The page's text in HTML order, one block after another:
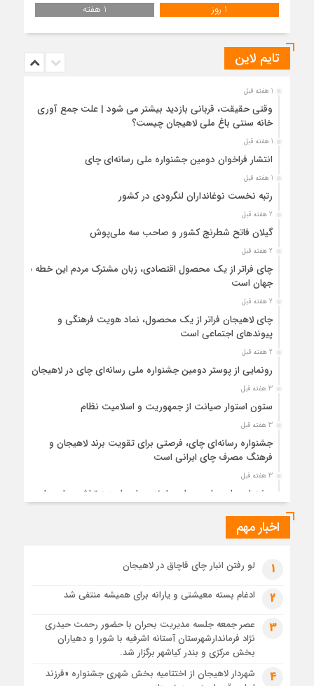
1 روز 1 هفته
تایم لاین
1 هفته قبل
وقتی حقیقت، قربانی بازدید بیشتر می شود | علت جمع آوری
خانه سنتی باغ ملی لاهیجان چیست؟
1 هفته قبل
انتشار فراخوان دومین جشنواره ملی رسانه‌ای چای
1 هفته قبل
رتبه نخست نوغانداران لنگرودی در کشور
2 هفته قبل
گیلان فاتح شطرنج کشور و صاحب سه ملی‌پوش
2 هفته قبل
چای فراتر از یک محصول اقتصادی، زبان مشترک مردم این خطه با
جهان است
2 هفته قبل
چای لاهیجان فراتر از یک محصول، نماد هویت فرهنگی و
پیوندهای اجتماعی است
2 هفته قبل
رونمایی از پوستر دومین جشنواره ملی رسانه‌ای چای در لاهیجان
3 هفته قبل
ستون استوار صیانت از جمهوریت و اسلامیت نظام
3 هفته قبل
جشنواره رسانه‌ای چای، فرصتی برای تقویت برند لاهیجان و
فرهنگ مصرف چای ایرانی است
3 هفته قبل
جشنواره ملی چای، حمایت از لاهیجان یا هزینه‌تراشی برای چای
4 هفته قبل
4 هفته قبل
رئوف
تصاویر هوایی مراسم تشییع پیکر مطهر آقای شهید ایران – مشهد
مراسم تشییع پیکر مطهر آقای شهید ایران – مشهد
اخبار مهم
1 لو رفتن انبار چای قاچاق در لاهیجان
2 ادغام بسته معیشتی و یارانه برای همیشه منتفی شد
3
عصر جمعه جلسه مدیریت بحران با حضور رحمت حیدری
نژاد فرماندارشهرستان آستانه اشرفیه با شورا و دهیاران
بخش مرکزی و بندر کیاشهر برگزار شد.
4
شهردار لاهیجان از اختتامیه بخش شهری جشنواره «فرزند